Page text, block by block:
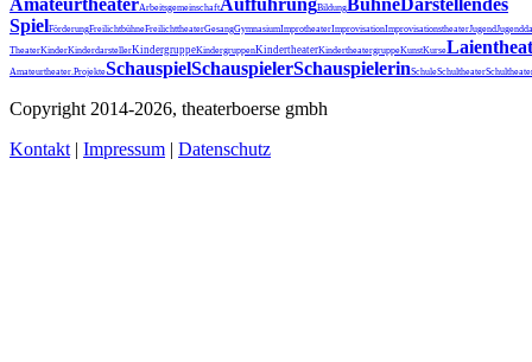
AmateurtheaterArbeitsgemeinschaftAufführungBildung Bühne Darstellendes
SpielFörderungFreilichtbühneFreilichttheaterGesangGymnasiumImprotheaterImprovisationImprovisationstheaterJugend
TheaterKinderKinderdarstellerKindergruppeKindergruppenKindertheaterKindertheatergruppeKunstKurse
Amateurtheater.ProjekteSchauspielSchauspielerSchauspielerinSchuleSchultheater
Copyright 2014-2026, theaterboerse gmbh
Kontakt | Impressum | Datenschutz